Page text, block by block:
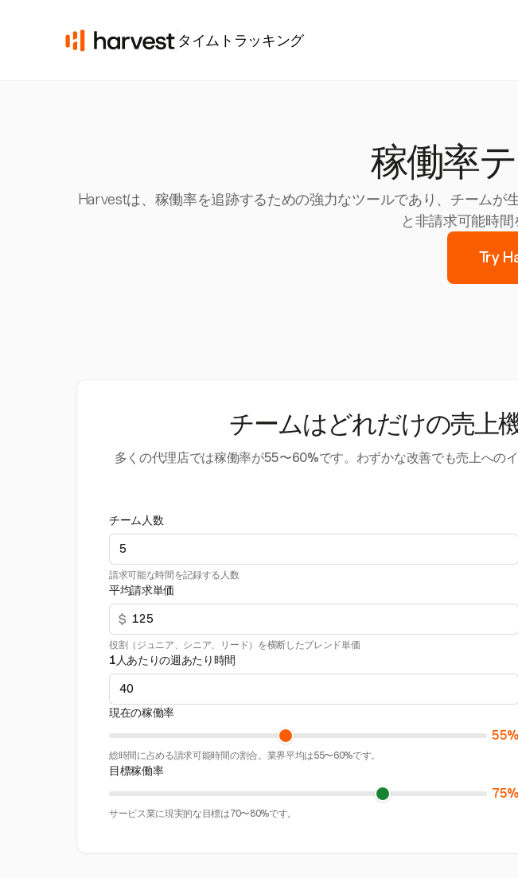
タイムトラッキング
稼働率
Harvestは、稼働率を追跡するための強力なツールであり、チーム
と非請求可能時間
Try
チームはどれだけの売上
多くの代理店では稼働率が55〜60%です。わずかな改善でも売上への
チーム人数
請求可能な時間を記録する人数
平均請求単価
$
役割（ジュニア、シニア、リード）を横断したブレンド単価
1人あたりの週あたり時間
現在の稼働率
55%
総時間に占める請求可能時間の割合。業界平均は55〜60%です。
目標稼働率
75%
サービス業に現実的な目標は70〜80%です。